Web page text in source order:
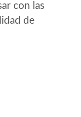
con las
de